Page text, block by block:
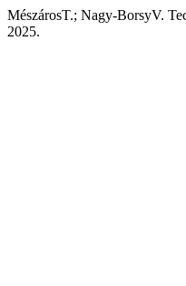
MészárosT.; Nagy-BorsyV.
2025.